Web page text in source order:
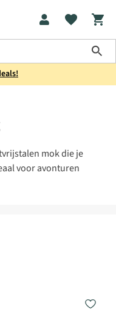
mok die je
voor avonturen